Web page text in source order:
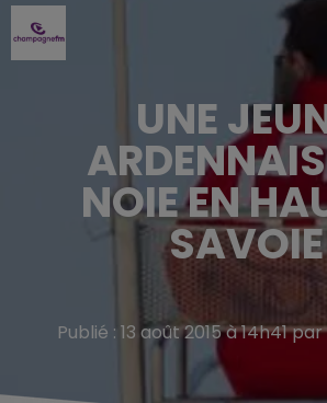
UNE
NOIE EN
SAVOIE
Publié : 13 août 2015 à 14h41